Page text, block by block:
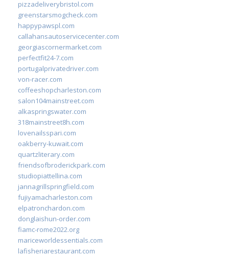
pizzadeliverybristol.com
greenstarsmogcheck.com
happypawspl.com
callahansautoservicecenter.com
georgiascornermarket.com
perfectfit24-7.com
portugalprivatedriver.com
von-racer.com
coffeeshopcharleston.com
salon104mainstreet.com
alkaspringswater.com
318mainstreet8h.com
lovenailsspari.com
oakberry-kuwait.com
quartzliterary.com
friendsofbroderickpark.com
studiopiattellina.com
jannagrillspringfield.com
fujiyamacharleston.com
elpatronchardon.com
donglaishun-order.com
fiamc-rome2022.org
mariceworldessentials.com
lafisheriarestaurant.com